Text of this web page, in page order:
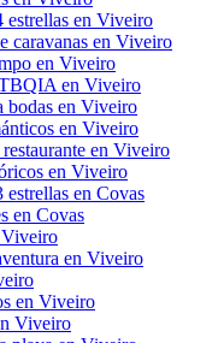
estrellas en Viveiro
caravanas en Viveiro
en Viveiro
en Viveiro
bodas en Viveiro
en Viveiro
en Viveiro
en Viveiro
estrellas en Covas
en Covas
Viveiro
en Viveiro
en Viveiro
Viveiro